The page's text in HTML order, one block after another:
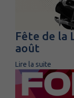
Fête de la
août
Lire la suite